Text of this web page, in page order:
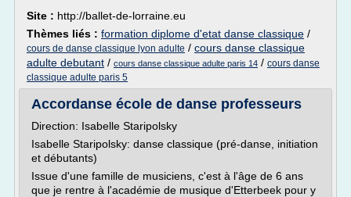
Site : http://ballet-de-lorraine.eu
Thèmes liés : formation diplome d'etat danse classique /
cours de danse classique lyon adulte / cours danse classique
adulte debutant / cours danse classique adulte paris 14 / cours danse
classique adulte paris 5
Accordanse école de danse professeurs
Direction: Isabelle Staripolsky
Isabelle Staripolsky: danse classique (pré-danse, initiation
et débutants)
Issue d'une famille de musiciens, c'est à l'âge de 6 ans
que je rentre à l'académie de musique d'Etterbeek pour y